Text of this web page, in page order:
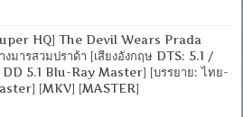
HQ] The Devil Wears Prada
มารสวมปราด้า [เสียงอังกฤษ DTS: 5.1 /
DD 5.1 Blu-Ray Master] [บรรยาย: ไทย-
[MKV] [MASTER]